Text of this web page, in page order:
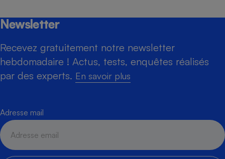
Newsletter
Recevez gratuitement notre newsletter
hebdomadaire ! Actus, tests, enquêtes réalisés
par des experts. En savoir plus
Adresse mail